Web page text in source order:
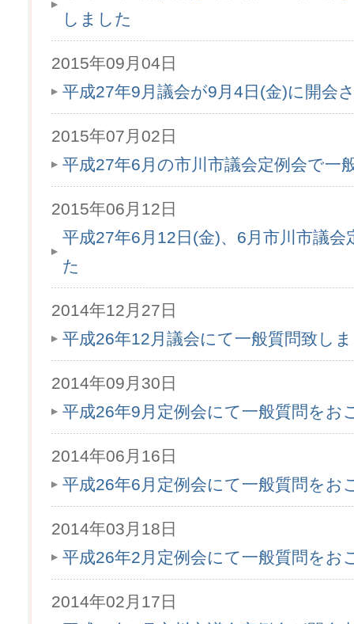
しました
2015年09月04日
平成27年9月議会が9月4日(金)に開会
2015年07月02日
平成27年6月の市川市議会定例会で一
2015年06月12日
平成27年6月12日(金)、6月市川市議
た
2014年12月27日
平成26年12月議会にて一般質問致し
2014年09月30日
平成26年9月定例会にて一般質問をお
2014年06月16日
平成26年6月定例会にて一般質問をお
2014年03月18日
平成26年2月定例会にて一般質問をお
2014年02月17日